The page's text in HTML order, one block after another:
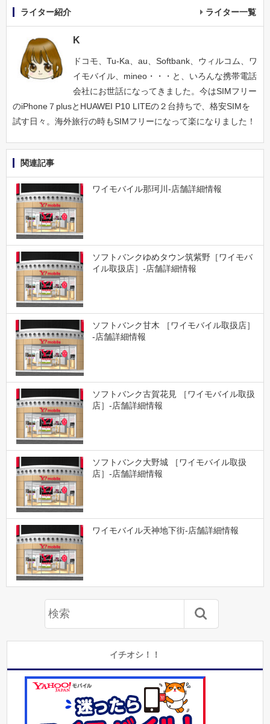
ライター紹介 ライター一覧
K
ドコモ、Tu-Ka、au、Softbank、ウィルコム、ワ
イモバイル、mineo・・・と、いろんな携帯電話
会社にお世話になってきました。今はSIMフリー
のiPhone７plusとHUAWEI P10 LITEの２台持ちで、格安SIMを
試す日々。海外旅行の時もSIMフリーになって楽になりました！
関連記事
ワイモバイル那珂川-店舗詳細情報
ソフトバンクゆめタウン筑紫野［ワイモバ
イル取扱店］-店舗詳細情報
ソフトバンク甘木 ［ワイモバイル取扱店］
-店舗詳細情報
ソフトバンク古賀花見 ［ワイモバイル取扱
店］-店舗詳細情報
ソフトバンク大野城 ［ワイモバイル取扱
店］-店舗詳細情報
ワイモバイル天神地下街-店舗詳細情報
イチオシ！！